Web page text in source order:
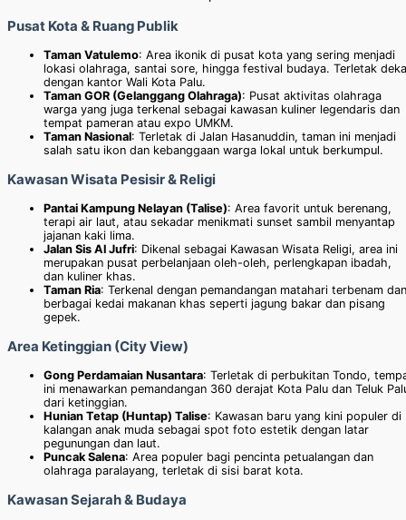
Pusat Kota & Ruang Publik
Taman Vatulemo: Area ikonik di pusat kota yang sering menjadi
lokasi olahraga, santai sore, hingga festival budaya. Terletak
dengan kantor Wali Kota Palu.
Taman GOR (Gelanggang Olahraga): Pusat aktivitas olahraga
warga yang juga terkenal sebagai kawasan kuliner legendaris dan
tempat pameran atau expo UMKM.
Taman Nasional: Terletak di Jalan Hasanuddin, taman ini menjadi
salah satu ikon dan kebanggaan warga lokal untuk berkumpul.
Kawasan Wisata Pesisir & Religi
Pantai Kampung Nelayan (Talise): Area favorit untuk berenang,
terapi air laut, atau sekadar menikmati sunset sambil menyantap
jajanan kaki lima.
Jalan Sis Al Jufri: Dikenal sebagai Kawasan Wisata Religi, area ini
merupakan pusat perbelanjaan oleh-oleh, perlengkapan ibadah,
dan kuliner khas.
Taman Ria: Terkenal dengan pemandangan matahari terbenam dan
berbagai kedai makanan khas seperti jagung bakar dan pisang
gepek.
Area Ketinggian (City View)
Gong Perdamaian Nusantara: Terletak di perbukitan Tondo,
ini menawarkan pemandangan 360 derajat Kota Palu dan Teluk
dari ketinggian.
Hunian Tetap (Huntap) Talise: Kawasan baru yang kini populer di
kalangan anak muda sebagai spot foto estetik dengan latar
pegunungan dan laut.
Puncak Salena: Area populer bagi pencinta petualangan dan
olahraga paralayang, terletak di sisi barat kota.
Kawasan Sejarah & Budaya